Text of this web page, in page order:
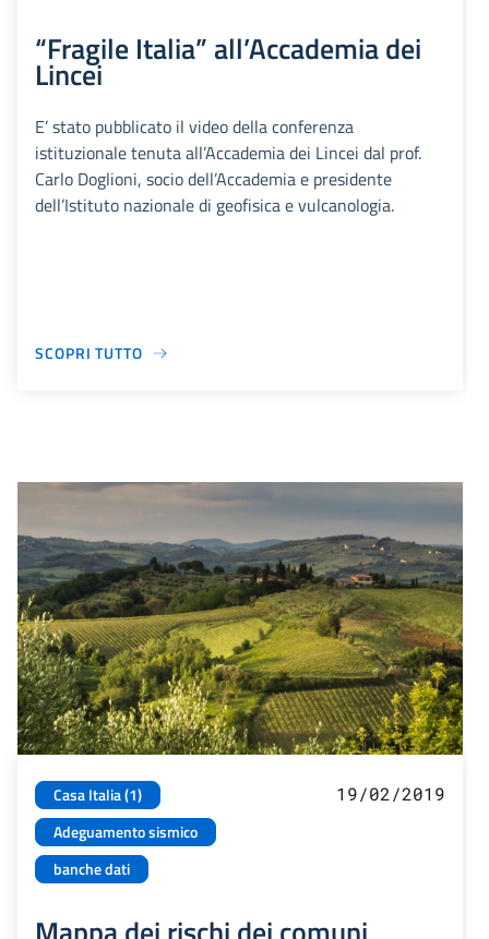
“Fragile Italia” all’Accademia dei
Lincei
E’ stato pubblicato il video della conferenza
istituzionale tenuta all’Accademia dei Lincei dal prof.
Carlo Doglioni, socio dell’Accademia e presidente
dell’Istituto nazionale di geofisica e vulcanologia.
SCOPRI TUTTO
Casa Italia (1)
Adeguamento sismico
banche dati
19/02/2019